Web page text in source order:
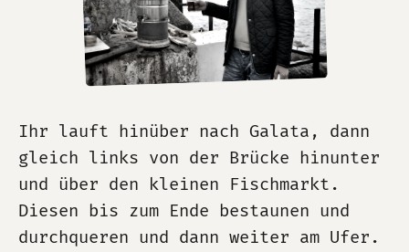
Ihr lauft hinüber nach Galata, dann
gleich links von der Brücke hinunter
und über den kleinen Fischmarkt.
Diesen bis zum Ende bestaunen und
durchqueren und dann weiter am Ufer.